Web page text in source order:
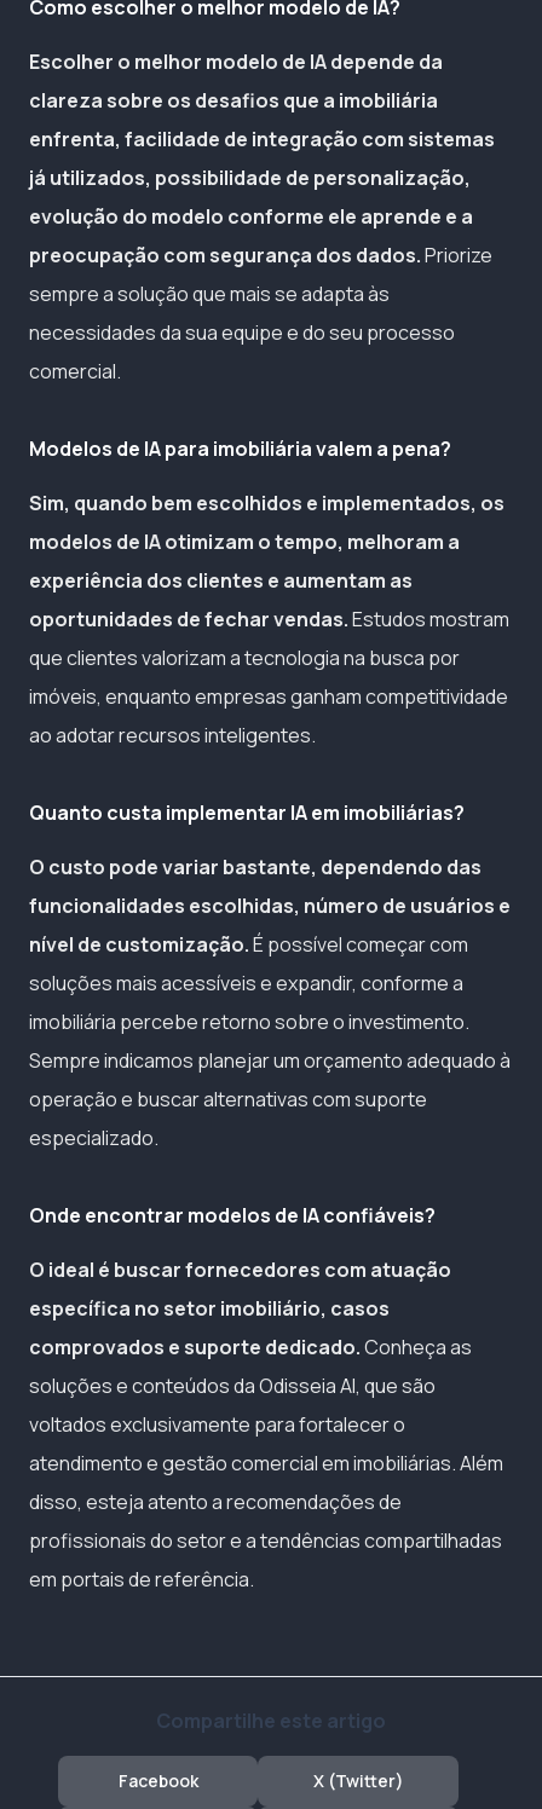
Como escolher o melhor modelo de IA?
Escolher o melhor modelo de IA depende da
clareza sobre os desafios que a imobiliária
enfrenta, facilidade de integração com sistemas
já utilizados, possibilidade de personalização,
evolução do modelo conforme ele aprende e a
preocupação com segurança dos dados.Priorize
sempre a solução que mais se adapta às
necessidades da sua equipe e do seu processo
comercial.
Modelos de IA para imobiliária valem a pena?
Sim, quando bem escolhidos e implementados, os
modelos de IA otimizam o tempo, melhoram a
experiência dos clientes e aumentam as
oportunidades de fechar vendas.Estudos mostram
que clientes valorizam a tecnologia na busca por
imóveis, enquanto empresas ganham competitividade
ao adotar recursos inteligentes.
Quanto custa implementar IA em imobiliárias?
O custo pode variar bastante, dependendo das
funcionalidades escolhidas, número de usuários e
nível de customização.É possível começar com
soluções mais acessíveis e expandir, conforme a
imobiliária percebe retorno sobre o investimento.
Sempre indicamos planejar um orçamento adequado à
operação e buscar alternativas com suporte
especializado.
Onde encontrar modelos de IA confiáveis?
O ideal é buscar fornecedores com atuação
específica no setor imobiliário, casos
comprovados e suporte dedicado.Conheça as
soluções e conteúdos da Odisseia AI, que são
voltados exclusivamente para fortalecer o
atendimento e gestão comercial em imobiliárias. Além
disso, esteja atento a recomendações de
profissionais do setor e a tendências compartilhadas
em portais de referência.
Compartilhe este artigo
Facebook X (Twitter)